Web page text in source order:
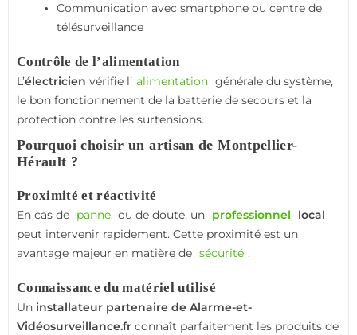
Communication avec smartphone ou centre de
télésurveillance
Contrôle de l’alimentation
L’électricien vérifie l’ alimentation générale du système,
le bon fonctionnement de la batterie de secours et la
protection contre les surtensions.
Pourquoi choisir un artisan de Montpellier-
Hérault ?
Proximité et réactivité
En cas de panne ou de doute, un professionnel
local
peut intervenir rapidement. Cette proximité est un
avantage majeur en matière de sécurité .
Connaissance du matériel utilisé
Un installateur partenaire de Alarme-et-
Vidéosurveillance.fr connaît parfaitement les produits de